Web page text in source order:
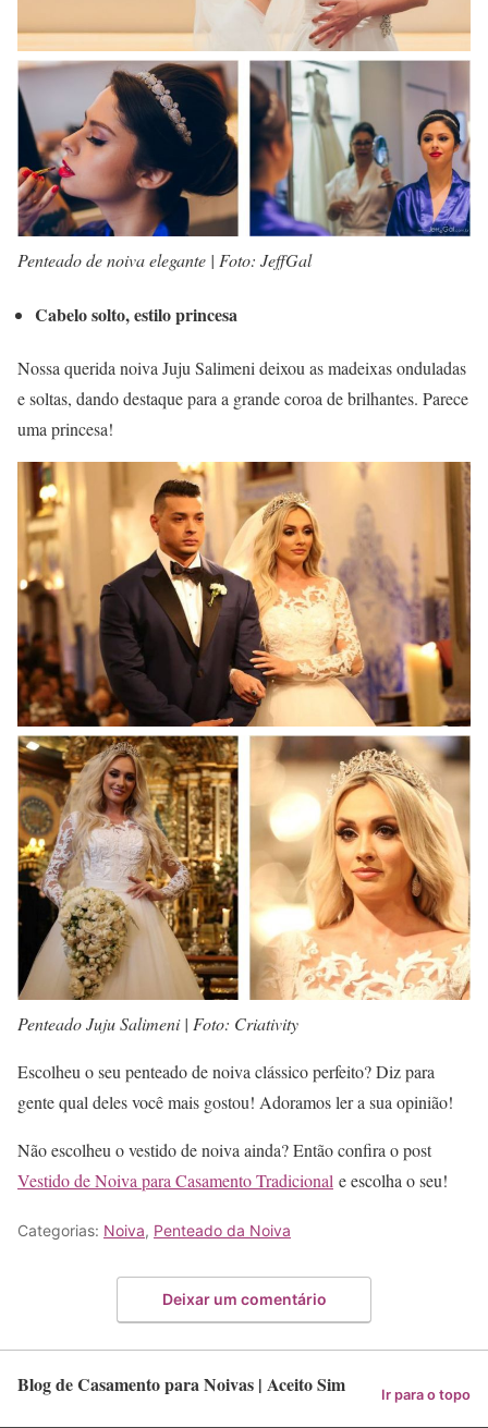
Penteado de noiva elegante | Foto: JeffGal
Cabelo solto, estilo princesa
Nossa querida noiva Juju Salimeni deixou as madeixas onduladas
e soltas, dando destaque para a grande coroa de brilhantes. Parece
uma princesa!
Penteado Juju Salimeni | Foto: Criativity
Escolheu o seu penteado de noiva clássico perfeito? Diz para
gente qual deles você mais gostou! Adoramos ler a sua opinião!
Não escolheu o vestido de noiva ainda? Então confira o post
Vestido de Noiva para Casamento Tradicional e escolha o seu!
Categorias: Noiva, Penteado da Noiva
Deixar um comentário
Blog de Casamento para Noivas | Aceito Sim Ir para o topo